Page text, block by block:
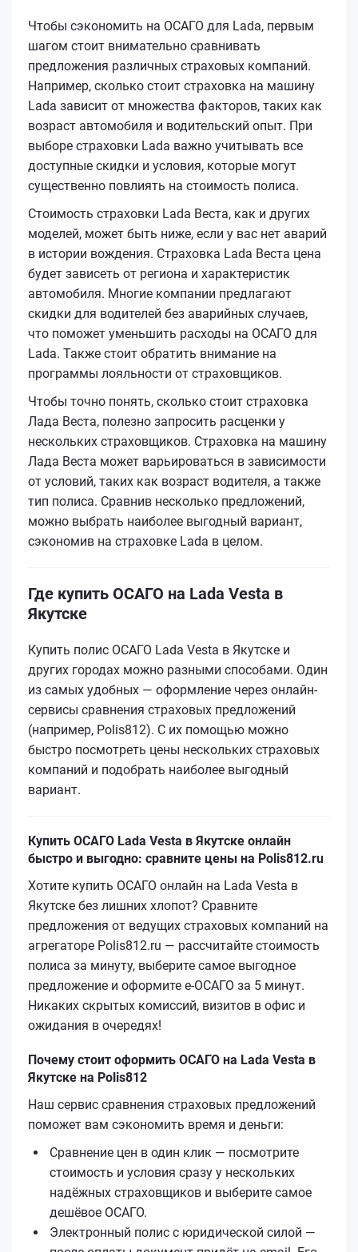
Чтобы сэкономить на ОСАГО для Lada, первым
шагом стоит внимательно сравнивать
предложения различных страховых компаний.
Например, сколько стоит страховка на машину
Lada зависит от множества факторов, таких как
возраст автомобиля и водительский опыт. При
выборе страховки Lada важно учитывать все
доступные скидки и условия, которые могут
существенно повлиять на стоимость полиса.
Стоимость страховки Lada Веста, как и других
моделей, может быть ниже, если у вас нет аварий
в истории вождения. Страховка Lada Веста цена
будет зависеть от региона и характеристик
автомобиля. Многие компании предлагают
скидки для водителей без аварийных случаев,
что поможет уменьшить расходы на ОСАГО для
Lada. Также стоит обратить внимание на
программы лояльности от страховщиков.
Чтобы точно понять, сколько стоит страховка
Лада Веста, полезно запросить расценки у
нескольких страховщиков. Страховка на машину
Лада Веста может варьироваться в зависимости
от условий, таких как возраст водителя, а также
тип полиса. Сравнив несколько предложений,
можно выбрать наиболее выгодный вариант,
сэкономив на страховке Lada в целом.
Где купить ОСАГО на Lada Vesta в
Якутске
Купить полис ОСАГО Lada Vesta в Якутске и
других городах можно разными способами. Один
из самых удобных — оформление через онлайн-
сервисы сравнения страховых предложений
(например, Polis812). С их помощью можно
быстро посмотреть цены нескольких страховых
компаний и подобрать наиболее выгодный
вариант.
Купить ОСАГО Lada Vesta в Якутске онлайн
быстро и выгодно: сравните цены на Polis812.ru
Хотите купить ОСАГО онлайн на Lada Vesta в
Якутске без лишних хлопот? Сравните
предложения от ведущих страховых компаний на
агрегаторе Polis812.ru — рассчитайте стоимость
полиса за минуту, выберите самое выгодное
предложение и оформите е‑ОСАГО за 5 минут.
Никаких скрытых комиссий, визитов в офис и
ожидания в очередях!
Почему стоит оформить ОСАГО на Lada Vesta в
Якутске на Polis812
Наш сервис сравнения страховых предложений
поможет вам сэкономить время и деньги:
Сравнение цен в один клик — посмотрите
стоимость и условия сразу у нескольких
надёжных страховщиков и выберите самое
дешёвое ОСАГО.
Электронный полис с юридической силой —